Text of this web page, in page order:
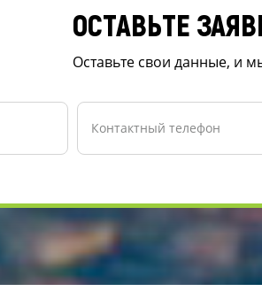
ОСТАВЬТЕ
Оставьте свои данные, и